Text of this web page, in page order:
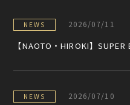
NEWS 2026/07/11
【NAOTO・HIROKI】
NEWS 2026/07/10